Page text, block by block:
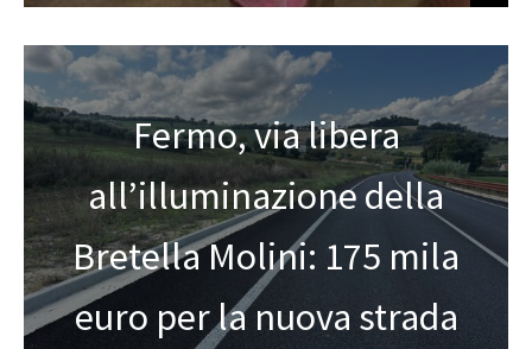
Fermo, via libera
all’illuminazione della
Bretella Molini: 175 mila
euro per la nuova strada